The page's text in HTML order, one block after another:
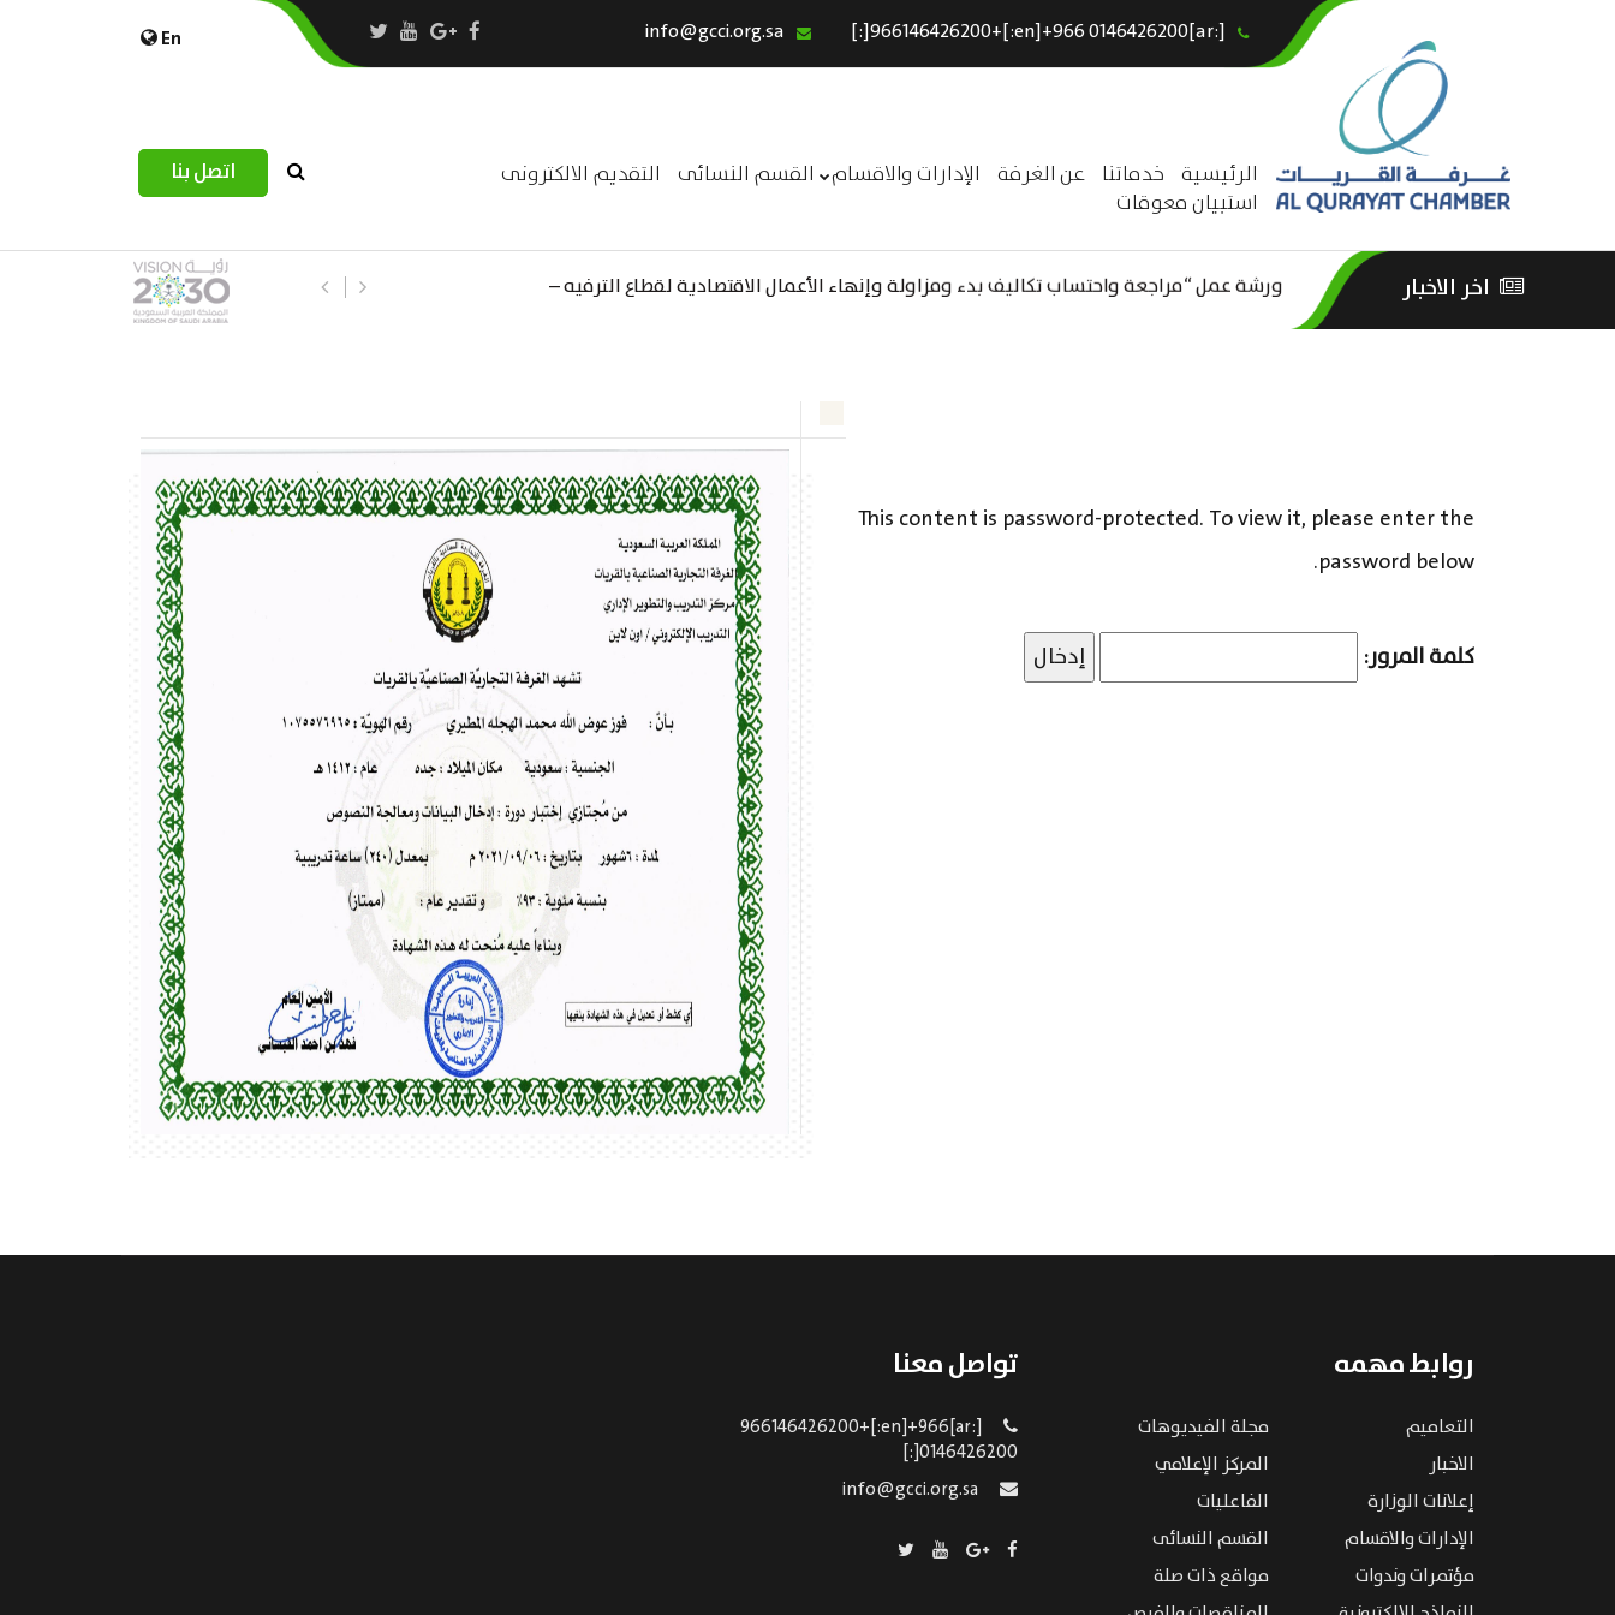
[:ar]966146426200+[:en]+966 0146426200[:]
En
الرئيسية خدماتنا عن الغرفة الإدارات والاقسام القسم النسائى التقديم الالكترونى
استبيان معوقات
اتصل بنا
الرئيسية
عن الغرفة
القسم النسائى
التقديم الالكترونى
اخر الاخبار
ورشة عمل “مراجعة واحتساب تكاليف بدء ومزاولة وإنهاء الأعمال الاقتصادية لقطاع الترفيه –
ورشة عمل : العمـــــل الحـــــر
استبيان مرصد التحديات اللوجستية
This content is password-protected. To view it, please enter the
password below.
كلمة المرور:
روابط مهمه
التعاميم
مجلة الفيديوهات
الاخبار
المركز الإعلامي
إعلانات الوزارة
الفاعليات
الإدارات والاقسام
القسم النسائى
مؤتمرات وندوات
مواقع ذات صلة
تواصل معنا
[:ar]966146426200+[:en]+966
0146426200[:]